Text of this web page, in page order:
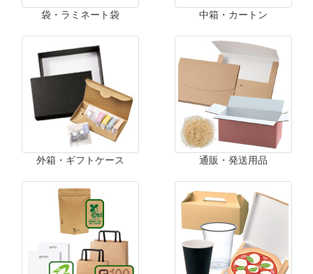
袋・ラミネート袋 中箱・カートン
外箱・ギフトケース 通販・発送用品